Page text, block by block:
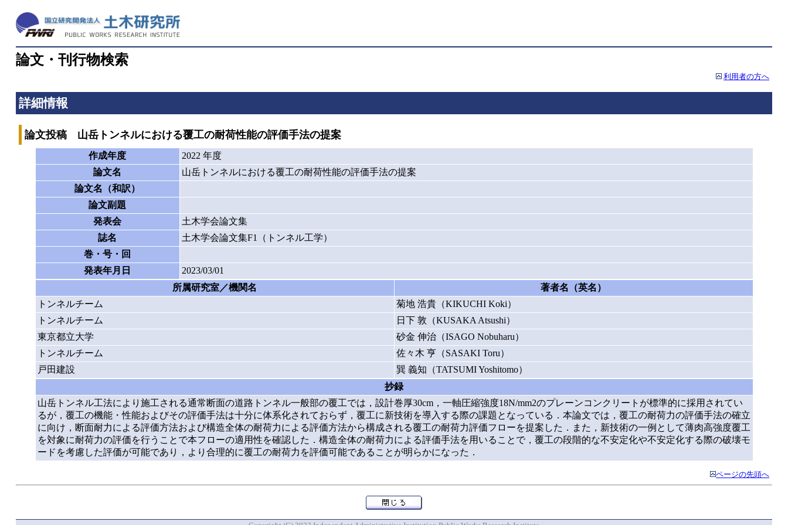
論文・刊行物検索
利用者の方へ
詳細情報
論文投稿 山岳トンネルにおける覆工の耐荷性能の評価手法の提案
作成年度
2022 年度
論文名
山岳トンネルにおける覆工の耐荷性能の評価手法の提案
論文名（和訳）
論文副題
発表会
土木学会論文集
誌名
土木学会論文集F1（トンネル工学）
巻・号・回
発表年月日
2023/03/01
所属研究室／機関名
著者名（英名）
トンネルチーム
菊地 浩貴（KIKUCHI Koki）
トンネルチーム
日下 敦（KUSAKA Atsushi）
東京都立大学
砂金 伸治（ISAGO Nobuharu）
トンネルチーム
佐々木 亨（SASAKI Toru）
戸田建設
巽 義知（TATSUMI Yoshitomo）
抄録
山岳トンネル工法により施工される通常断面の道路トンネル一般部の覆工では，設計巻厚30cm，一軸圧縮強度18N/mm2のプレーンコンクリートが標準的に採用されてい
るが，覆工の機能・性能およびその評価手法は十分に体系化されておらず，覆工に新技術を導入する際の課題となっている．本論文では，覆工の耐荷力の評価手法の確立
に向け，断面耐力による評価方法および構造全体の耐荷力による評価方法から構成される覆工の耐荷力評価フローを提案した．また，新技術の一例として薄肉高強度覆工
を対象に耐荷力の評価を行うことで本フローの適用性を確認した．構造全体の耐荷力による評価手法を用いることで，覆工の段階的な不安定化や不安定化する際の破壊モ
ードを考慮した評価が可能であり，より合理的に覆工の耐荷力を評価可能であることが明らかになった．
ページの先頭へ